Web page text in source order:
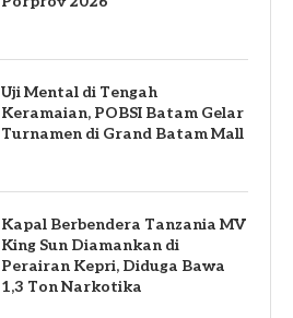
Uji Mental di Tengah
Keramaian, POBSI Batam Gelar
Turnamen di Grand Batam Mall
Kapal Berbendera Tanzania MV
King Sun Diamankan di
Perairan Kepri, Diduga Bawa
1,3 Ton Narkotika